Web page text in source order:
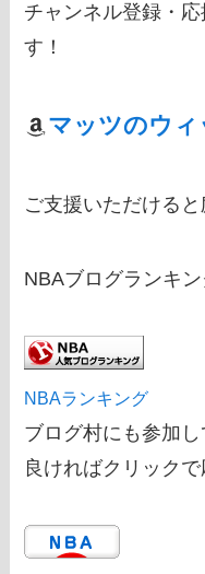
チャンネル登録・
す！
マッツのウィ
ご支援いただけると
NBAブログランキン
NBAランキング
ブログ村にも参加
良ければクリック